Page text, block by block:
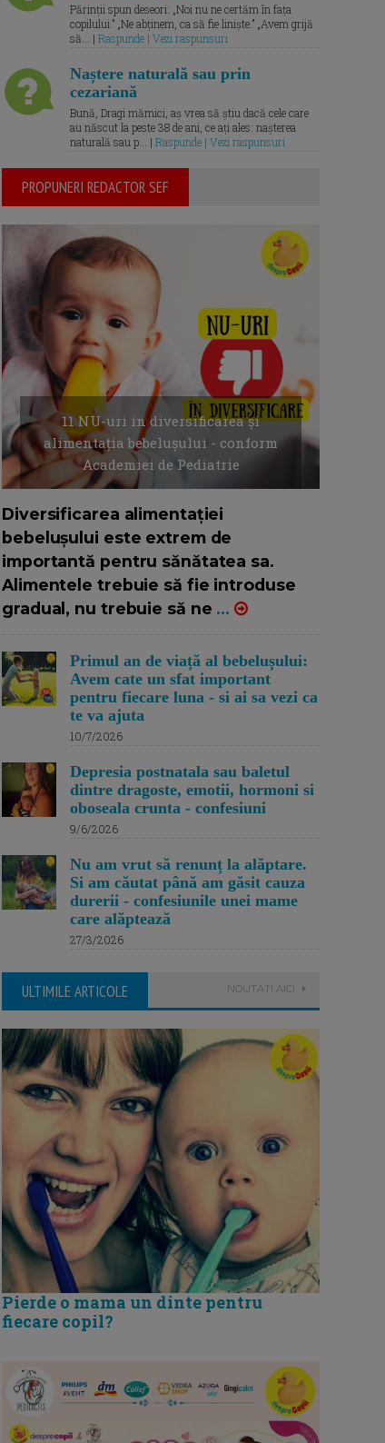
Părinții spun deseori: „Noi nu ne certăm în fața
copilului.” „Ne abținem, ca să fie liniște.” „Avem grijă
să... | Raspunde | Vezi raspunsuri
Naștere naturală sau prin
cezariană
Bună, Dragi mămici, aș vrea să știu dacă cele care
au născut la peste 38 de ani, ce ați ales: nașterea
naturală sau p... | Raspunde | Vezi raspunsuri
PROPUNERI REDACTOR SEF
11 NU-uri in diversificarea și
alimentația bebelușului - conform
Academiei de Pediatrie
Diversificarea alimentației
bebelușului este extrem de
importantă pentru sănătatea sa.
Alimentele trebuie să fie introduse
gradual, nu trebuie să ne ...
Primul an de viață al bebelușului:
Avem cate un sfat important
pentru fiecare luna - si ai sa vezi ca
te va ajuta
10/7/2026
Depresia postnatala sau baletul
dintre dragoste, emotii, hormoni si
oboseala crunta - confesiuni
9/6/2026
Nu am vrut să renunț la alăptare.
Si am căutat până am găsit cauza
durerii - confesiunile unei mame
care alăptează
27/3/2026
ULTIMILE ARTICOLE NOUTATI AICI
Pierde o mama un dinte pentru
fiecare copil?